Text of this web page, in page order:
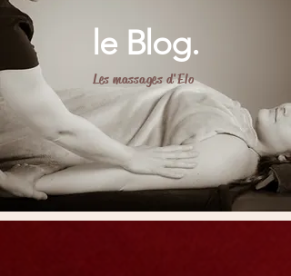
le Blog.
Les massages d'Elo